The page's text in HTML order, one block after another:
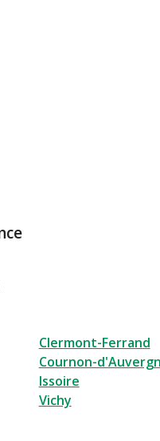
Clermont-Ferrand
Cournon-
Issoire
Vichy